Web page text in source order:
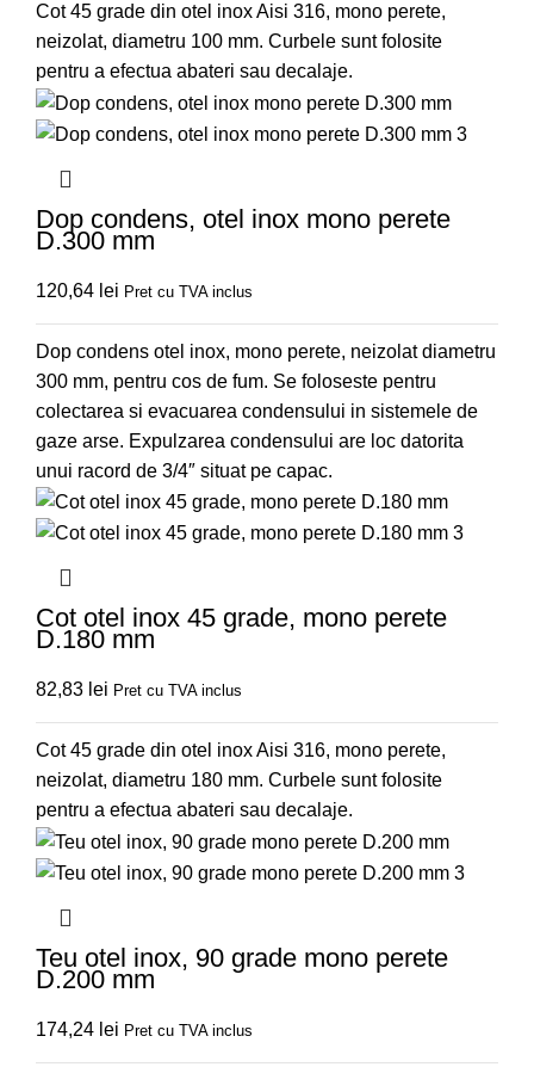
Cot 45 grade din otel inox Aisi 316, mono perete,
neizolat, diametru 100 mm. Curbele sunt folosite
pentru a efectua abateri sau decalaje.
Dop condens, otel inox mono perete
D.300 mm
120,64 lei Pret cu TVA inclus
Dop condens otel inox, mono perete, neizolat diametru
300 mm, pentru cos de fum. Se foloseste pentru
colectarea si evacuarea condensului in sistemele de
gaze arse. Expulzarea condensului are loc datorita
unui racord de 3/4″ situat pe capac.
Cot otel inox 45 grade, mono perete
D.180 mm
82,83 lei Pret cu TVA inclus
Cot 45 grade din otel inox Aisi 316, mono perete,
neizolat, diametru 180 mm. Curbele sunt folosite
pentru a efectua abateri sau decalaje.
Teu otel inox, 90 grade mono perete
D.200 mm
174,24 lei Pret cu TVA inclus